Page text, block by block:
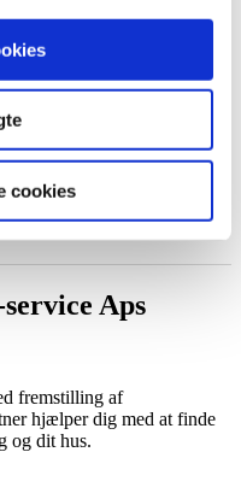
cookies
Aps
Aps
fremstilling af
hjælper dig med at finde
og dit hus.